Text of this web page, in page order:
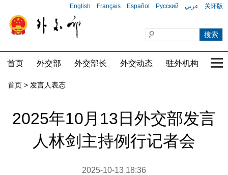
English Français Español Русский عربي 关怀版
首页 外交部 外交部长 外交动态 驻外机构 国
首页 > 发言人表态
2025年10月13日外交部发言
人林剑主持例行记者会
2025-10-13 18:36